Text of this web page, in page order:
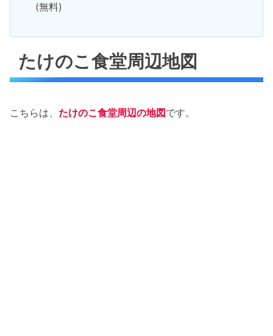
(無料)
たけのこ食堂周辺地図
こちらは、 たけのこ食堂周辺の地図です。